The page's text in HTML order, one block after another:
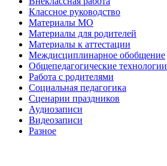
Классное руководство
Материалы МО
Материалы для родителей
Материалы к аттестации
Междисциплинарное обобщение
Общепедагогические технологии
Работа с родителями
Социальная педагогика
Сценарии праздников
Аудиозаписи
Видеозаписи
Разное